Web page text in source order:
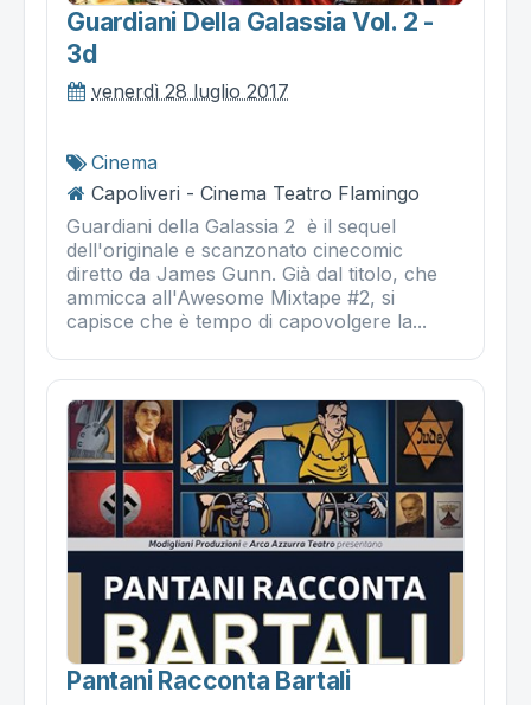
Guardiani Della Galassia Vol. 2 -
3d
venerdì 28 luglio 2017
Cinema
Capoliveri - Cinema Teatro Flamingo
Guardiani della Galassia 2 è il sequel
dell'originale e scanzonato cinecomic
diretto da James Gunn. Già dal titolo, che
ammicca all'Awesome Mixtape #2, si
capisce che è tempo di capovolgere la...
Pantani Racconta Bartali